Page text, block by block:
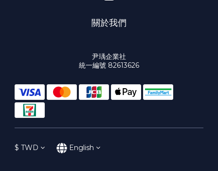
關於我們
尹瑀企業社
統一編號 82613626
$ TWD English